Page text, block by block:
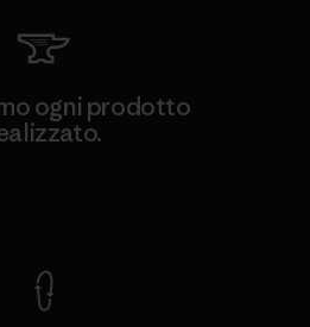
ogni prodotto